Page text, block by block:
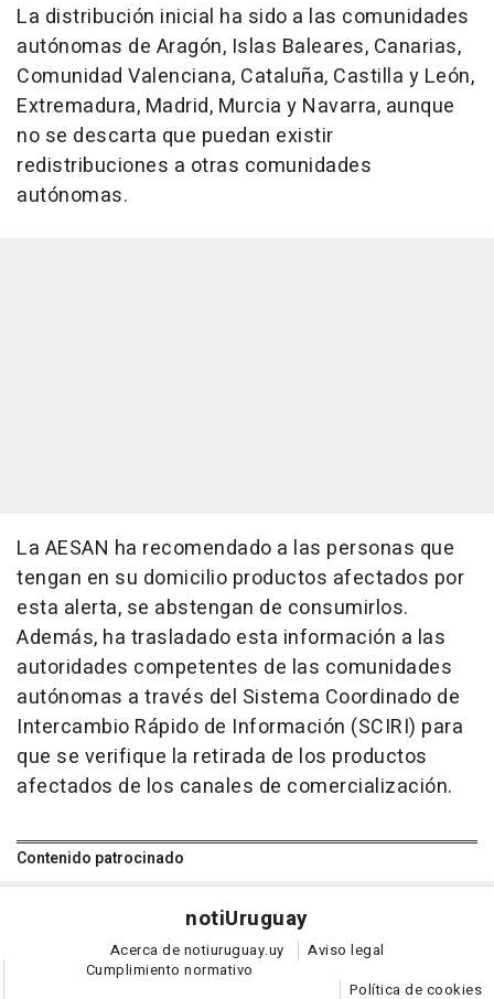
La distribución inicial ha sido a las comunidades
autónomas de Aragón, Islas Baleares, Canarias,
Comunidad Valenciana, Cataluña, Castilla y León,
Extremadura, Madrid, Murcia y Navarra, aunque
no se descarta que puedan existir
redistribuciones a otras comunidades
autónomas.
La AESAN ha recomendado a las personas que
tengan en su domicilio productos afectados por
esta alerta, se abstengan de consumirlos.
Además, ha trasladado esta información a las
autoridades competentes de las comunidades
autónomas a través del Sistema Coordinado de
Intercambio Rápido de Información (SCIRI) para
que se verifique la retirada de los productos
afectados de los canales de comercialización.
Contenido patrocinado
notiUruguay
Acerca de notiuruguay.uy
Aviso legal
Cumplimiento normativo
Política de cookies